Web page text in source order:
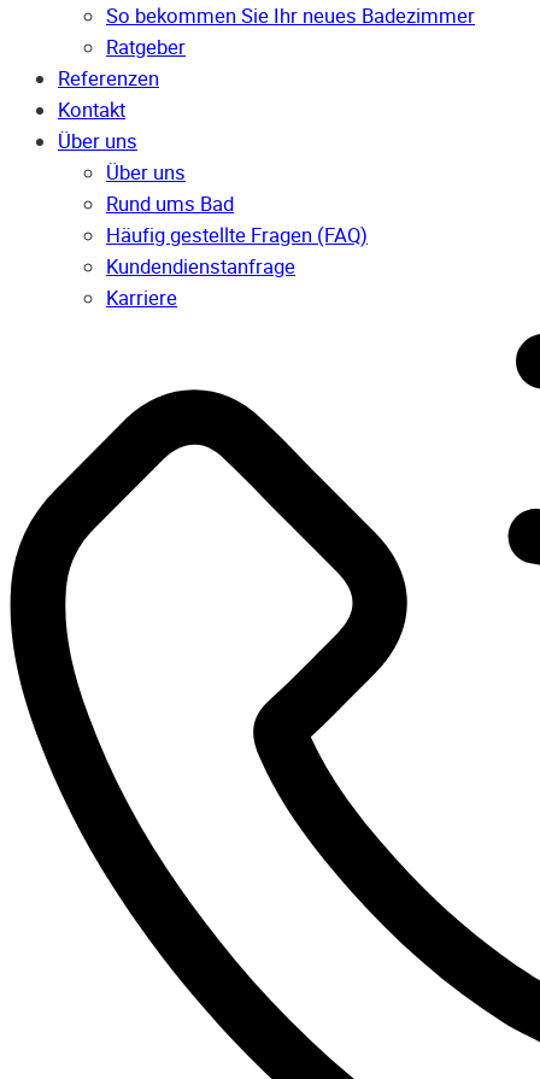
So bekommen Sie Ihr neues Badezimmer
Ratgeber
Referenzen
Kontakt
Über uns
Über uns
Rund ums Bad
Häufig gestellte Fragen (FAQ)
Kunden­dienst­anfrage
Karriere